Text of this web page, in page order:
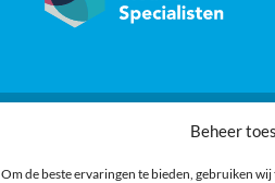
Beheer
Om de beste ervaringen te bieden, gebruiken